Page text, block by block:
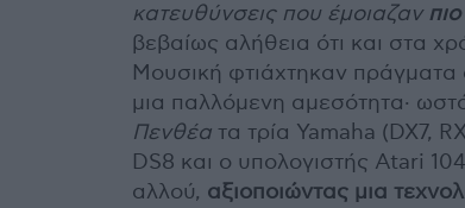
κατευθύνσεις που έμοιαζαν
βεβαίως αλήθεια ότι και στα
Μουσική φτιάχτηκαν πράγματα
μια παλλόμενη αμεσότητα·
Πενθέα τα τρία Yamaha (DX7,
DS8 και ο υπολογιστής Atari
αλλού, αξιοποιώντας μια